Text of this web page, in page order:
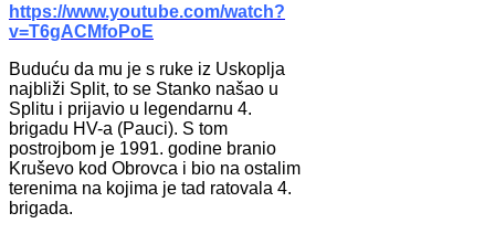
https://www.youtube.com/watch?
v=T6gACMfoPoE
Buduću da mu je s ruke iz Uskoplja
najbliži Split, to se Stanko našao u
Splitu i prijavio u legendarnu 4.
brigadu HV-a (Pauci). S tom
postrojbom je 1991. godine branio
Kruševo kod Obrovca i bio na ostalim
terenima na kojima je tad ratovala 4.
brigada.